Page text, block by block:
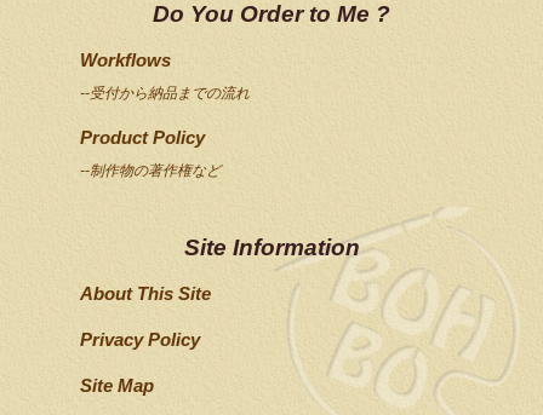
Do You Order to Me ?
Workflows
--受付から納品までの流れ
Product Policy
--制作物の著作権など
Site Information
About This Site
Privacy Policy
Site Map